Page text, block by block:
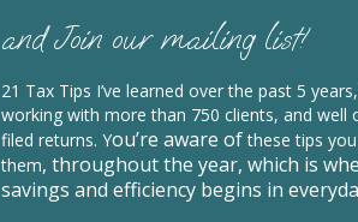
and Join our mailing list!
21 Tax Tips I’ve learned over the past 5
working with more than 750 clients, and well
filed returns. You’re aware ofthese tips
them, throughout the year, which is
savings and efficiency begins in